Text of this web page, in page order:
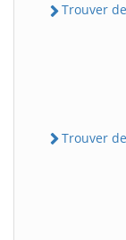
Trouver
Trouver